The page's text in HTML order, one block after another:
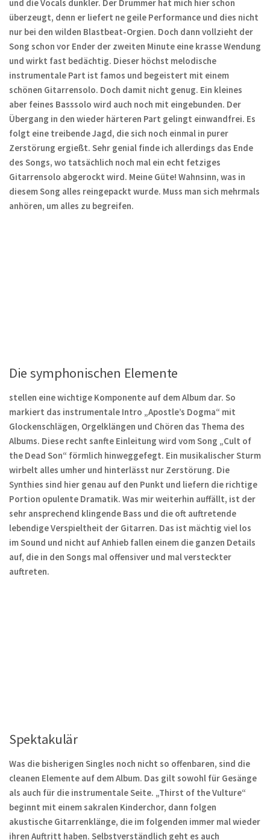
und die Vocals dunkler. Der Drummer hat mich hier schon
überzeugt, denn er liefert ne geile Performance und dies nicht
nur bei den wilden Blastbeat-Orgien. Doch dann vollzieht der
Song schon vor Ender der zweiten Minute eine krasse Wendung
und wirkt fast bedächtig. Dieser höchst melodische
instrumentale Part ist famos und begeistert mit einem
schönen Gitarrensolo. Doch damit nicht genug. Ein kleines
aber feines Basssolo wird auch noch mit eingebunden. Der
Übergang in den wieder härteren Part gelingt einwandfrei. Es
folgt eine treibende Jagd, die sich noch einmal in purer
Zerstörung ergießt. Sehr genial finde ich allerdings das Ende
des Songs, wo tatsächlich noch mal ein echt fetziges
Gitarrensolo abgerockt wird. Meine Güte! Wahnsinn, was in
diesem Song alles reingepackt wurde. Muss man sich mehrmals
anhören, um alles zu begreifen.
Die symphonischen Elemente
stellen eine wichtige Komponente auf dem Album dar. So
markiert das instrumentale Intro „Apostle’s Dogma“ mit
Glockenschlägen, Orgelklängen und Chören das Thema des
Albums. Diese recht sanfte Einleitung wird vom Song „Cult of
the Dead Son“ förmlich hinweggefegt. Ein musikalischer Sturm
wirbelt alles umher und hinterlässt nur Zerstörung. Die
Synthies sind hier genau auf den Punkt und liefern die richtige
Portion opulente Dramatik. Was mir weiterhin auffällt, ist der
sehr ansprechend klingende Bass und die oft auftretende
lebendige Verspieltheit der Gitarren. Das ist mächtig viel los
im Sound und nicht auf Anhieb fallen einem die ganzen Details
auf, die in den Songs mal offensiver und mal versteckter
auftreten.
Spektakulär
Was die bisherigen Singles noch nicht so offenbaren, sind die
cleanen Elemente auf dem Album. Das gilt sowohl für Gesänge
als auch für die instrumentale Seite. „Thirst of the Vulture“
beginnt mit einem sakralen Kinderchor, dann folgen
akustische Gitarrenklänge, die im folgenden immer mal wieder
ihren Auftritt haben. Selbstverständlich geht es auch